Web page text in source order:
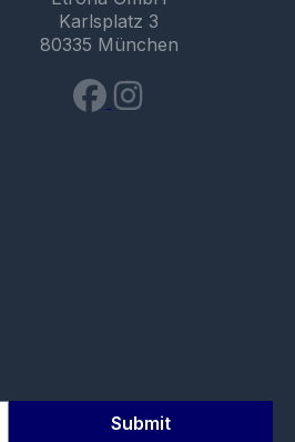
Karlsplatz 3
80335 München
Submit